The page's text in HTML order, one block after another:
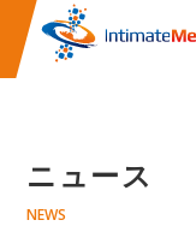
ニュース
NEWS